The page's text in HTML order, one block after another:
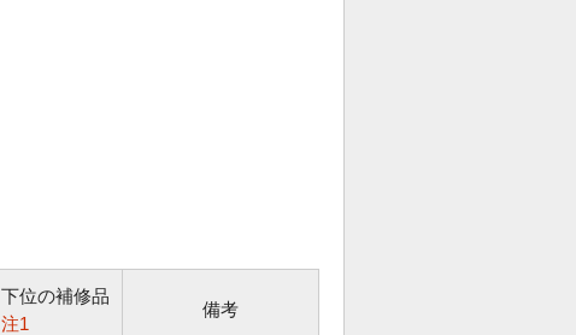
下位の補修品
注1
備考